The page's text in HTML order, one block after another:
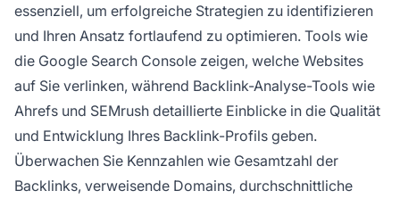
essenziell, um erfolgreiche Strategien zu identifizieren
und Ihren Ansatz fortlaufend zu optimieren. Tools wie
die Google Search Console zeigen, welche Websites
auf Sie verlinken, während Backlink-Analyse-Tools wie
Ahrefs und SEMrush detaillierte Einblicke in die Qualität
und Entwicklung Ihres Backlink-Profils geben.
Überwachen Sie Kennzahlen wie Gesamtzahl der
Backlinks, verweisende Domains, durchschnittliche